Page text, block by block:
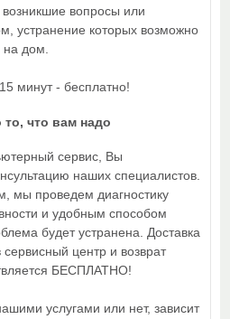
вопросы или
устранение которых возможно
дом.
минут - бесплатно!
что вам надо
сервис, Вы
наших специалистов.
мы проведем диагностику
и удобным способом
будет устранена. Доставка
центр и возврат
БЕСПЛАТНО!
услугами или нет, зависит